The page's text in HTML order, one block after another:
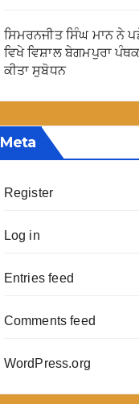
ਸਿਮਰਨਜੀਤ ਸਿੰਘ ਮਾਨ ਨੇ
ਵਿਖੇ ਵਿਸ਼ਾਲ ਬੇਗਮਪੁਰਾ
ਕੀਤਾ ਸੁਬੋਧਨ
Meta
Register
Log in
Entries feed
Comments feed
WordPress.org